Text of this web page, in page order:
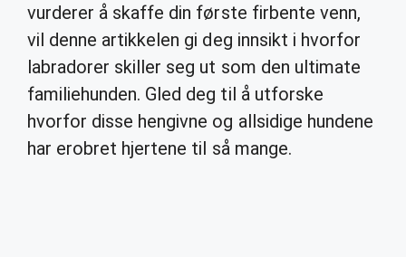
vurderer å skaffe din første firbente venn,
vil denne artikkelen gi deg innsikt i hvorfor
labradorer skiller seg ut som den ultimate
familiehunden. Gled deg til å utforske
hvorfor disse hengivne og allsidige hundene
har erobret hjertene til så mange.